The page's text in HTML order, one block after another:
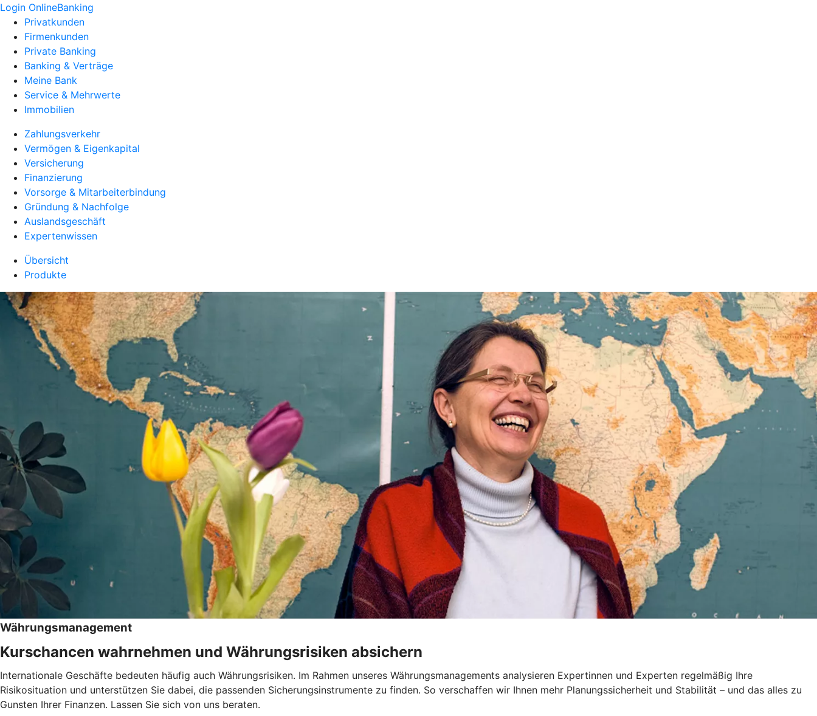
Login OnlineBanking
Privatkunden
Firmenkunden
Private Banking
Banking & Verträge
Meine Bank
Service & Mehrwerte
Immobilien
Zahlungsverkehr
Vermögen & Eigenkapital
Versicherung
Finanzierung
Vorsorge & Mitarbeiterbindung
Gründung & Nachfolge
Auslandsgeschäft
Expertenwissen
Übersicht
Produkte
Währungsmanagement
Kurschancen wahrnehmen und Währungsrisiken absichern
Internationale Geschäfte bedeuten häufig auch Währungsrisiken. Im Rahmen unseres Währungsmanagements analysieren Expertinnen und Experten regelmäßig Ihre
Risikosituation und unterstützen Sie dabei, die passenden Sicherungsinstrumente zu finden. So verschaffen wir Ihnen mehr Planungssicherheit und Stabilität – und das alles zu
Gunsten Ihrer Finanzen. Lassen Sie sich von uns beraten.